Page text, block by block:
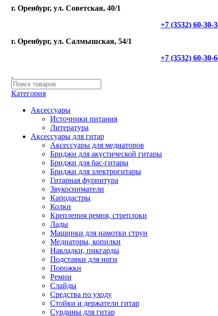
г. Оренбург, ул. Советская, 40/1
+7 (3532) 60-30-
г. Оренбург, ул. Салмышская, 54/1
+7 (3532) 60-30-
Категория
Аксессуары
Источники питания
Литература
Аксессуары для гитар
Аксессуары для медиаторов
Бриджи для акустической гитары
Бриджи для бас-гитары
Бриджи для электрогитары
Гитарная фурнитура
Звукосниматели
Каподастры
Колки
Крепления ремня, стреплоки
Лады
Машинки для намотки струн
Медиаторы, копилки
Накладки, пикгарды
Подставки для ноги
Порожки
Ремни
Слайды
Средства по уходу
Стойки и держатели гитар
Сурдины для гитар